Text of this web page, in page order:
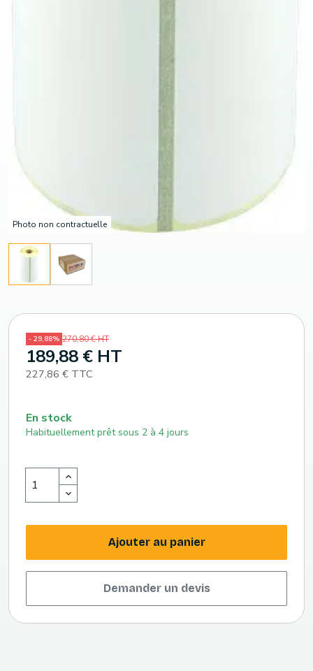
Photo non contractuelle
- 29,88% 270,80 € HT
189,88 € HT
227,86 € TTC
En stock
Habituellement prêt sous 2 à 4 jours
Ajouter au panier
Demander un devis